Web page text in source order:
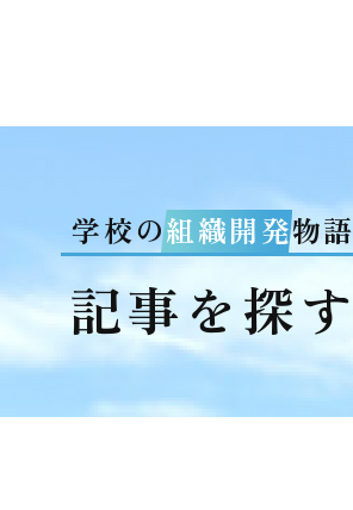
学校の組織開発物語
記事を探す